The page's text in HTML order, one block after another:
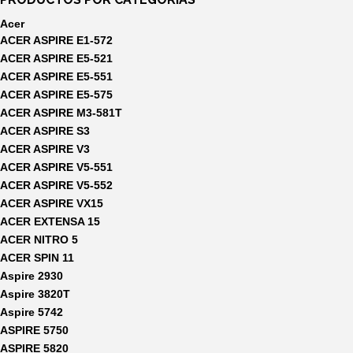
Acer
ACER ASPIRE E1-572
ACER ASPIRE E5-521
ACER ASPIRE E5-551
ACER ASPIRE E5-575
ACER ASPIRE M3-581T
ACER ASPIRE S3
ACER ASPIRE V3
ACER ASPIRE V5-551
ACER ASPIRE V5-552
ACER ASPIRE VX15
ACER EXTENSA 15
ACER NITRO 5
ACER SPIN 11
Aspire 2930
Aspire 3820T
Aspire 5742
ASPIRE 5750
ASPIRE 5820